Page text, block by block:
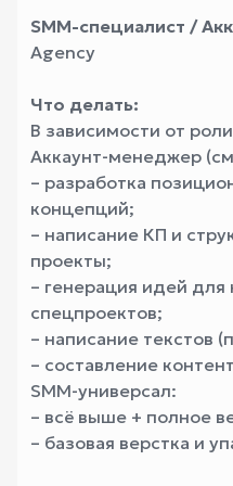
SMM-специалист /
Agency
Что делать:
В зависимости от
Аккаунт-менеджер
– разработка
концепций;
– написание КП и
проекты;
– генерация идей для
спецпроектов;
– написание текстов
– составление
SMM-универсал:
– всё выше + полное
– базовая верстка и